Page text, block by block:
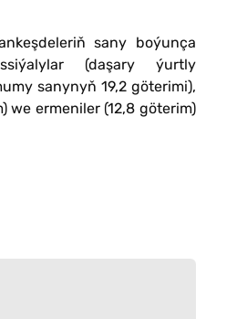
sany boýunça
(daşary ýurtly
sanynyň 19,2 göterimi),
we ermeniler (12,8 göterim)